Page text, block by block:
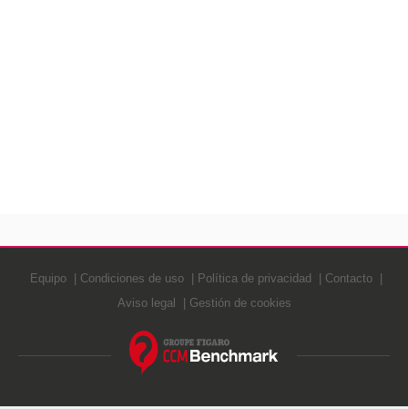
Equipo Condiciones de uso Política de privacidad
Contacto
Aviso legal
Gestión de cookies